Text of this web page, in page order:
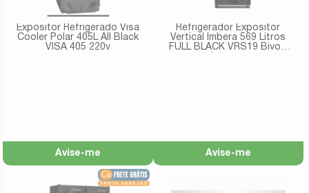
Expositor Refrigerado Visa
Cooler Polar 405L All Black
VISA 405 220v
Avise-me
Refrigerador Expositor
Vertical Imbera 569 Litros
FULL BLACK VRS19 Bivolt
Avise-me